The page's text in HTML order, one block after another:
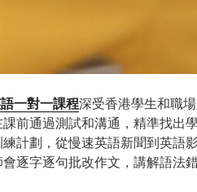
一對一課程深受香港學生和職
前通過測試和溝通，精準找出
計劃，從慢速英語新聞到英語
逐字逐句批改作文，講解語法